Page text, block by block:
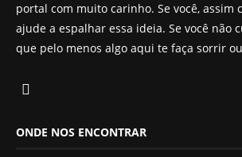
portal com muito carinho. Se você, assim
ajude a espalhar essa ideia. Se você não
que pelo menos algo aqui te faça sorrir
ONDE NOS ENCONTRAR